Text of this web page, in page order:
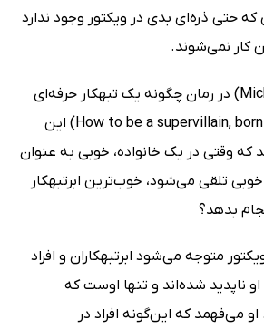
که حتی ذره‌ای بدی در ویکتور وجود ندارد
کار نمی‌شوند.
مایکل فرای (Michael Fry) در رمان چگونه یک تبهکار حرفه‌ای
شویم؟ (How to be a supervillain, born to be good) این
وقتی در یک خانواده، خوبی به عنوان
تلقی می‌شود، خوب‌ترین ابرتبهکار
بدهد؟
متوجه می‌شود ابرتبهکاران و افراد
ناپدید شده‌اند و تنها اوست که
او می‌فهمد که این‌گونه افراد در